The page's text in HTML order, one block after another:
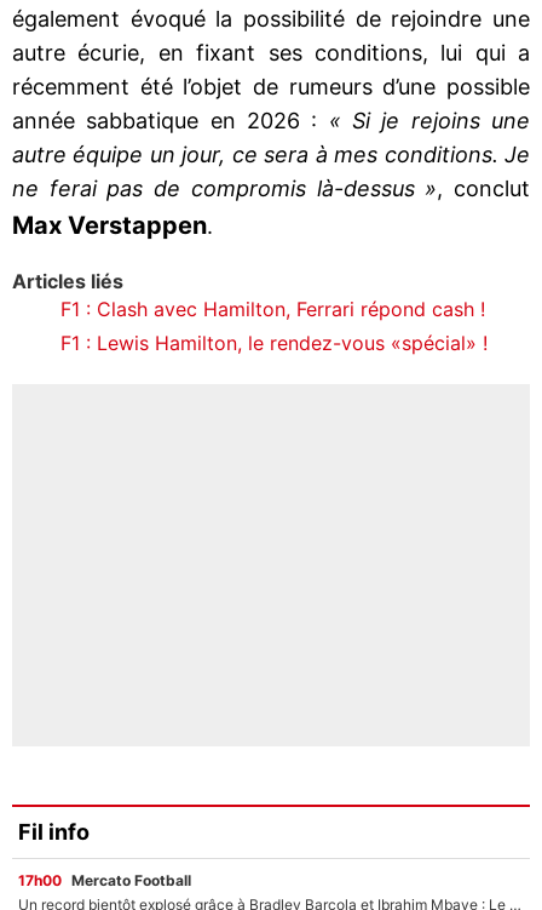
également évoqué la possibilité de rejoindre une
autre écurie, en fixant ses conditions, lui qui a
récemment été l’objet de rumeurs d’une possible
année sabbatique en 2026 : « Si je rejoins une
autre équipe un jour, ce sera à mes conditions. Je
ne ferai pas de compromis là-dessus », conclut
Max Verstappen.
Articles liés
F1 : Clash avec Hamilton, Ferrari répond cash !
F1 : Lewis Hamilton, le rendez-vous «spécial» !
Fil info
17h00 Mercato Football
Un record bientôt explosé grâce à Bradley Barcola et Ibrahim Mbaye : Le PSG sur le point de réaliser un mercato historique ?